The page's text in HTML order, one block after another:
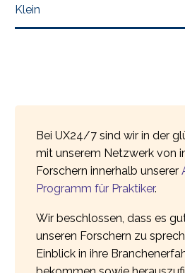
Klein
Bei UX24/7 sind wir in der
mit unserem Netzwerk von
Forschern innerhalb unserer
Programm für Praktiker.
Wir beschlossen, dass es
unseren Forschern zu
Einblick in ihre